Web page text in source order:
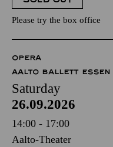
Please try the box office
OPERA
AALTO BALLETT ESSEN
Saturday
26.09.2026
14:00 - 17:00
Aalto-Theater